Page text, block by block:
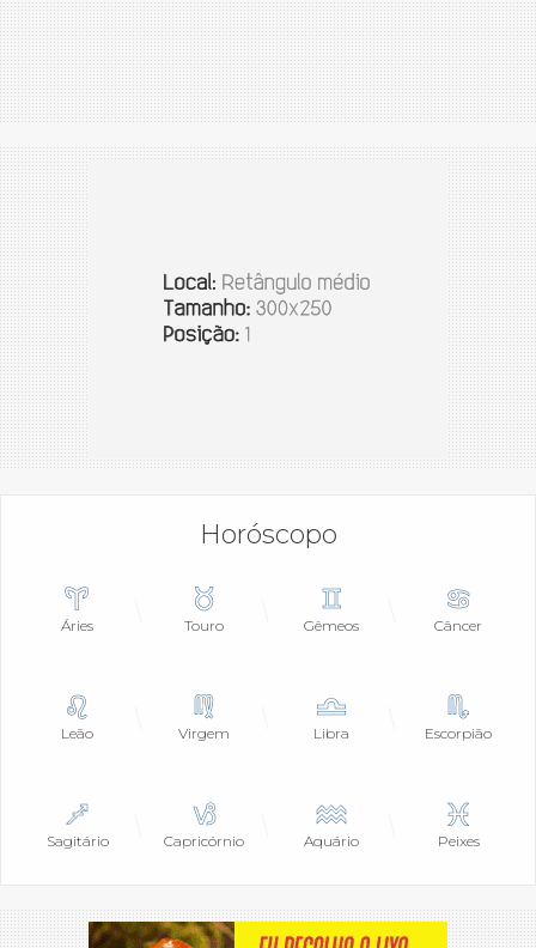
Horóscopo
Áries Touro Gêmeos Câncer
Leão Virgem Libra Escorpião
Sagitário Capricórnio Aquário Peixes